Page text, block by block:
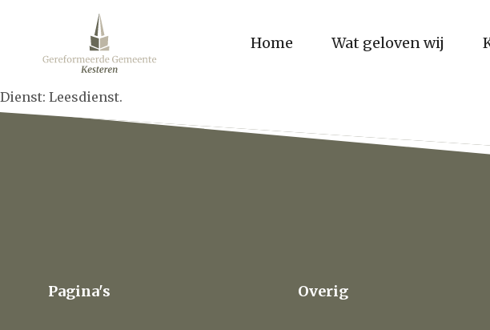
Home Wat geloven wij
Dienst: Leesdienst.
Pagina's Overig